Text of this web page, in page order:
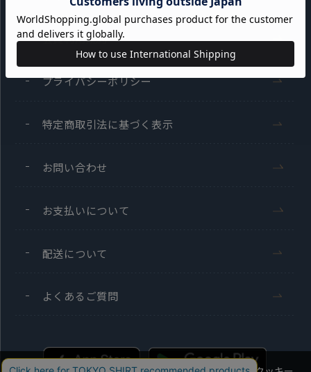
会員利用規約
プライバシーポリシー
特定商取引法に基づく表示
お問い合わせ
お支払いについて
配送について
よくあるご質問